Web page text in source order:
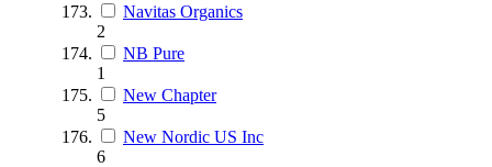
Navitas Organics
2
NB Pure
1
New Chapter
5
New Nordic US Inc
6